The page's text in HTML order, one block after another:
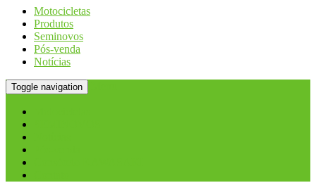
Motocicletas
Produtos
Seminovos
Pós-venda
Notícias
Toggle navigation